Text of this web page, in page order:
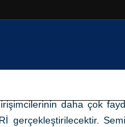
daha çok
gerçekleştirilecektir.